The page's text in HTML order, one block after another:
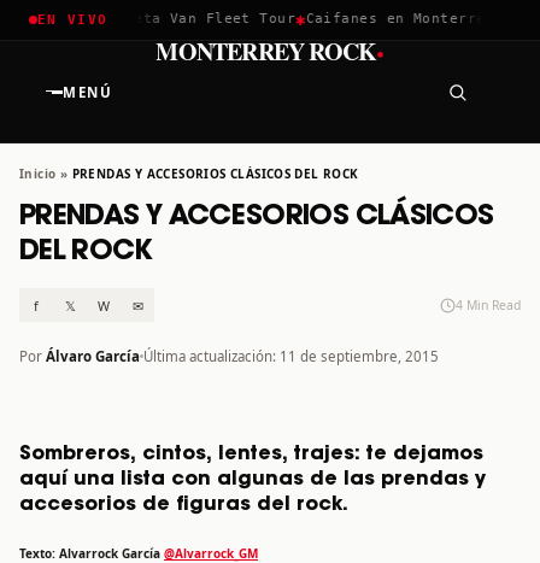
EN VIVO
2026✱Greta Van Fleet Tour✱Caifanes en Monterrey · 12
MENÚ
MONTERREY ROCK·
Inicio » PRENDAS Y ACCESORIOS CLÁSICOS DEL ROCK
PRENDAS Y ACCESORIOS CLÁSICOS
DEL ROCK
f 𝕏 W ✉ 4 Min Read
Por Álvaro García Última actualización: 11 de septiembre, 2015
Sombreros, cintos, lentes, trajes: te dejamos
aquí una lista con algunas de las prendas y
accesorios de figuras del rock.
Texto: Alvarrock García @Alvarrock_GM